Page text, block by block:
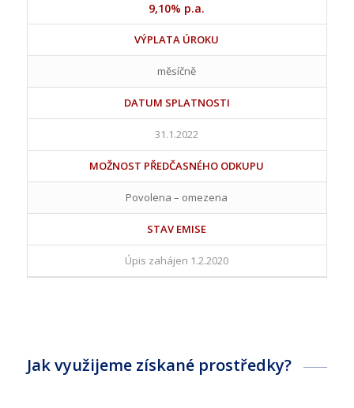
9,10% p.a.
VÝPLATA ÚROKU
měsíčně
DATUM SPLATNOSTI
31.1.2022
MOŽNOST PŘEDČASNÉHO ODKUPU
Povolena – omezena
STAV EMISE
Úpis zahájen 1.2.2020
Jak využijeme získané prostředky?